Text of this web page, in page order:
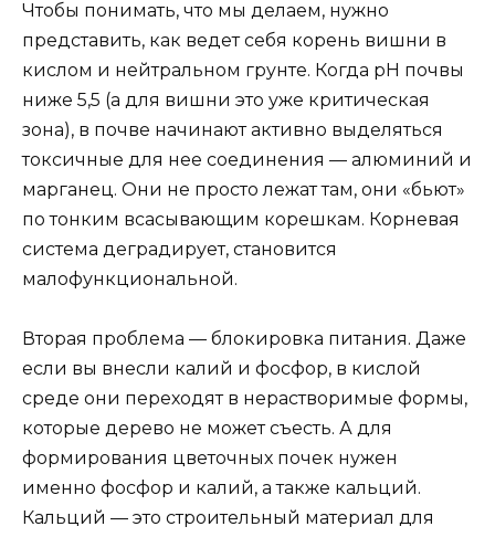
Чтобы понимать, что мы делаем, нужно
представить, как ведет себя корень вишни в
кислом и нейтральном грунте. Когда pH почвы
ниже 5,5 (а для вишни это уже критическая
зона), в почве начинают активно выделяться
токсичные для нее соединения — алюминий и
марганец. Они не просто лежат там, они «бьют»
по тонким всасывающим корешкам. Корневая
система деградирует, становится
малофункциональной.
Вторая проблема — блокировка питания. Даже
если вы внесли калий и фосфор, в кислой
среде они переходят в нерастворимые формы,
которые дерево не может съесть. А для
формирования цветочных почек нужен
именно фосфор и калий, а также кальций.
Кальций — это строительный материал для